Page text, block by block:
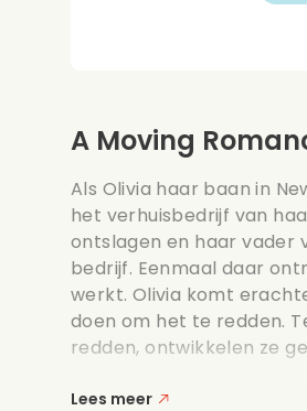
A Moving
Als Olivia haar baan in
het verhuisbedrijf van
ontslagen en haar
bedrijf. Eenmaal daar
werkt. Olivia komt
doen om het te redden.
redden, ontwikkelen ze
Lees meer